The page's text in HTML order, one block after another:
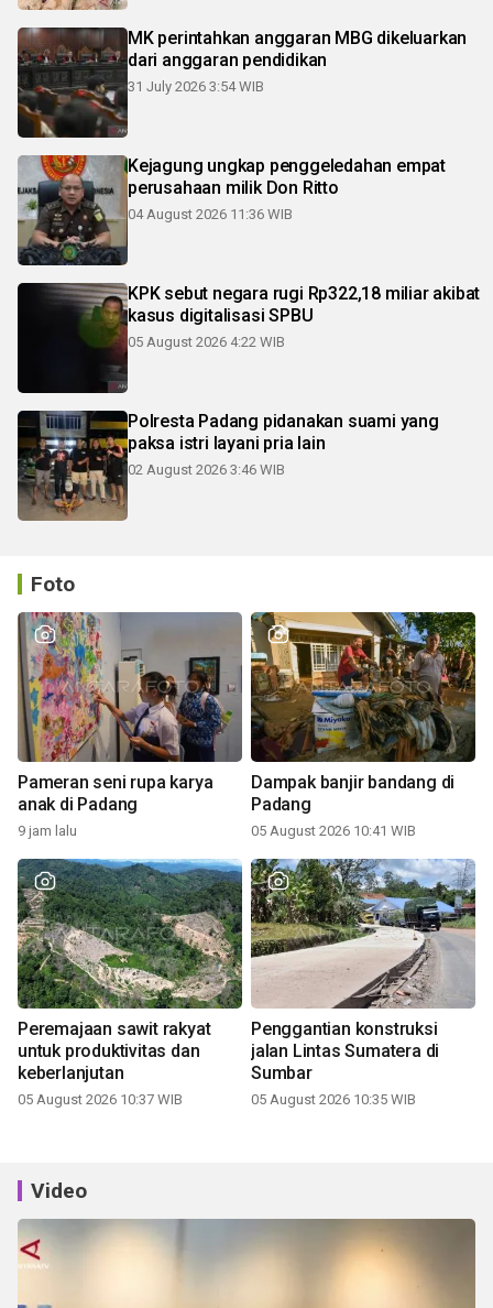
MK perintahkan anggaran MBG dikeluarkan
dari anggaran pendidikan
31 July 2026 3:54 WIB
Kejagung ungkap penggeledahan empat
perusahaan milik Don Ritto
04 August 2026 11:36 WIB
KPK sebut negara rugi Rp322,18 miliar akibat
kasus digitalisasi SPBU
05 August 2026 4:22 WIB
Polresta Padang pidanakan suami yang
paksa istri layani pria lain
02 August 2026 3:46 WIB
Foto
Pameran seni rupa karya
anak di Padang
9 jam lalu
Dampak banjir bandang di
Padang
05 August 2026 10:41 WIB
Peremajaan sawit rakyat
untuk produktivitas dan
keberlanjutan
05 August 2026 10:37 WIB
Penggantian konstruksi
jalan Lintas Sumatera di
Sumbar
05 August 2026 10:35 WIB
Video